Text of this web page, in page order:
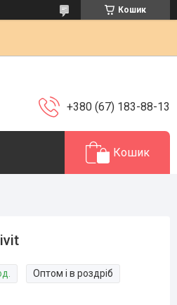
Кошик
+380 (67) 183-88-13
Кошик
Оптом і в роздріб